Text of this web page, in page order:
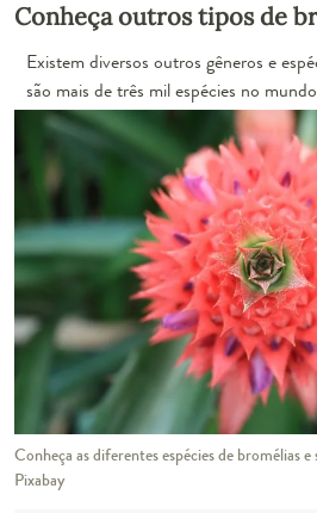
Conheça outros tipos de
Existem diversos outros gêneros e
são mais de três mil espécies no
Conheça as diferentes espécies de bromélias
Pixabay